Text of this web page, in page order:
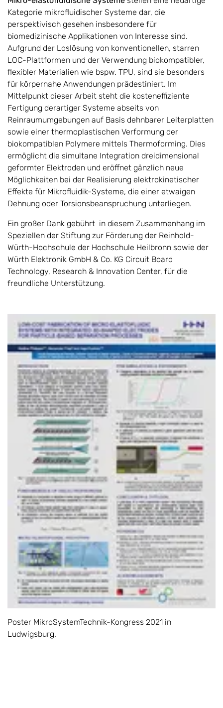
Kategorie mikrofluidischer Systeme dar, die
perspektivisch gesehen insbesondere für
biomedizinische Applikationen von Interesse sind.
Aufgrund der Loslösung von konventionellen, starren
LOC-Plattformen und der Verwendung biokompatibler,
flexibler Materialien wie bspw. TPU, sind sie besonders
für körpernahe Anwendungen prädestiniert. Im
Mittelpunkt dieser Arbeit steht die kosteneffiziente
Fertigung derartiger Systeme abseits von
Reinraumumgebungen auf Basis dehnbarer Leiterplatten
sowie einer thermoplastischen Verformung der
biokompatiblen Polymere mittels Thermoforming. Dies
ermöglicht die simultane Integration dreidimensional
geformter Elektroden und eröffnet gänzlich neue
Möglichkeiten bei der Realisierung elektrokinetischer
Effekte für Mikrofluidik-Systeme, die einer etwaigen
Dehnung oder Torsionsbeanspruchung unterliegen.
Ein großer Dank gebührt in diesem Zusammenhang im
Speziellen der Stiftung zur Förderung der Reinhold-
Würth-Hochschule der Hochschule Heilbronn sowie der
Würth Elektronik GmbH & Co. KG Circuit Board
Technology, Research & Innovation Center, für die
freundliche Unterstützung.
Poster MikroSystemTechnik-Kongress 2021 in
Ludwigsburg.